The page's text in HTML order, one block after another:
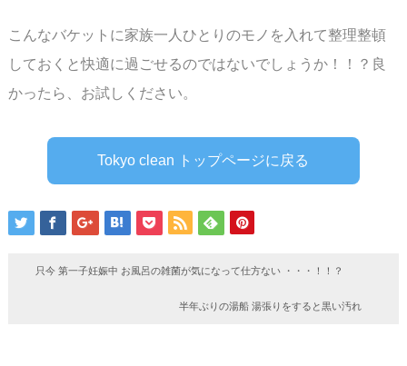
こんなバケットに家族一人ひとりのモノを入れて整理整頓
しておくと快適に過ごせるのではないでしょうか！！？ 良
かったら、お試しください。
Tokyo clean トップページに戻る
只今 第一子妊娠中 お風呂の雑菌が気になって仕方ない ・・・！！？
半年ぶりの湯船 湯張りをすると黒い汚れ